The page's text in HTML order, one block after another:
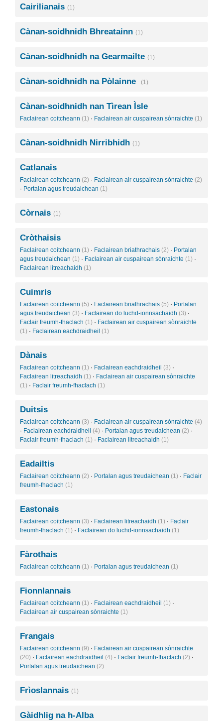
Cairilianais (1)
Cànan-soidhnidh Bhreatainn (1)
Cànan-soidhnidh na Gearmailte (1)
Cànan-soidhnidh na Pòlainne (1)
Cànan-soidhnidh nan Tìrean Ìsle
Faclairean coitcheann (1) · Faclairean air cuspairean sònraichte (1)
Cànan-soidhnidh Nirribhidh (1)
Catlanais
Faclairean coitcheann (2) · Faclairean air cuspairean sònraichte (2)
· Portalan agus treudaichean (1)
Còrnais (1)
Cròthaisis
Faclairean coitcheann (1) · Faclairean briathrachais (2) · Portalan
agus treudaichean (1) · Faclairean air cuspairean sònraichte (1) ·
Faclairean litreachaidh (1)
Cuimris
Faclairean coitcheann (5) · Faclairean briathrachais (5) · Portalan
agus treudaichean (3) · Faclairean do luchd-ionnsachaidh (3) ·
Faclair freumh-fhaclach (1) · Faclairean air cuspairean sònraichte
(1) · Faclairean eachdraidheil (1)
Dànais
Faclairean coitcheann (1) · Faclairean eachdraidheil (3) ·
Faclairean litreachaidh (1) · Faclairean air cuspairean sònraichte
(1) · Faclair freumh-fhaclach (1)
Duitsis
Faclairean coitcheann (3) · Faclairean air cuspairean sònraichte (4)
· Faclairean eachdraidheil (4) · Portalan agus treudaichean (2) ·
Faclair freumh-fhaclach (1) · Faclairean litreachaidh (1)
Eadailtis
Faclairean coitcheann (2) · Portalan agus treudaichean (1) · Faclair
freumh-fhaclach (1)
Eastonais
Faclairean coitcheann (3) · Faclairean litreachaidh (1) · Faclair
freumh-fhaclach (1) · Faclairean do luchd-ionnsachaidh (1)
Fàrothais
Faclairean coitcheann (1) · Portalan agus treudaichean (1)
Fionnlannais
Faclairean coitcheann (1) · Faclairean eachdraidheil (1) ·
Faclairean air cuspairean sònraichte (1)
Frangais
Faclairean coitcheann (9) · Faclairean air cuspairean sònraichte
(20) · Faclairean eachdraidheil (4) · Faclair freumh-fhaclach (2) ·
Portalan agus treudaichean (2)
Frìoslannais (1)
Gàidhlig na h-Alba